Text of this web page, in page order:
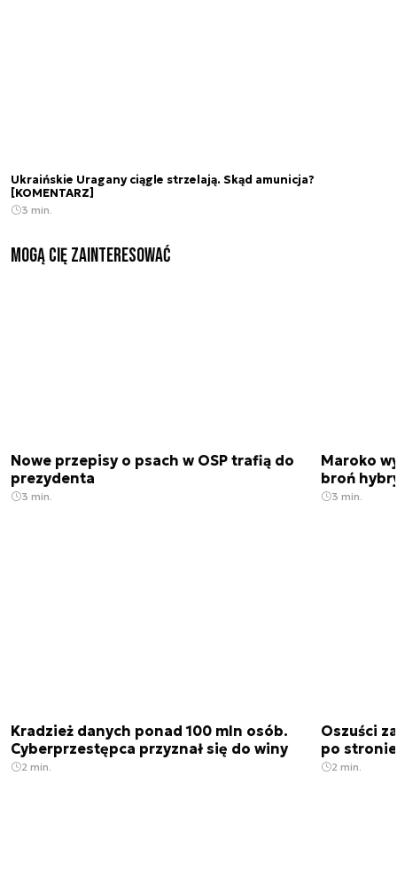
Ukraińskie Uragany ciągle strzelają. Skąd amunicja?
[KOMENTARZ]
3 min.
Mogą Cię zainteresować
Nowe przepisy o psach w OSP trafią do
prezydenta
3 min.
Maroko
broń
3 min.
Kradzież danych ponad 100 mln osób.
Cyberprzestępca przyznał się do winy
2 min.
Oszuści
po
2 min.